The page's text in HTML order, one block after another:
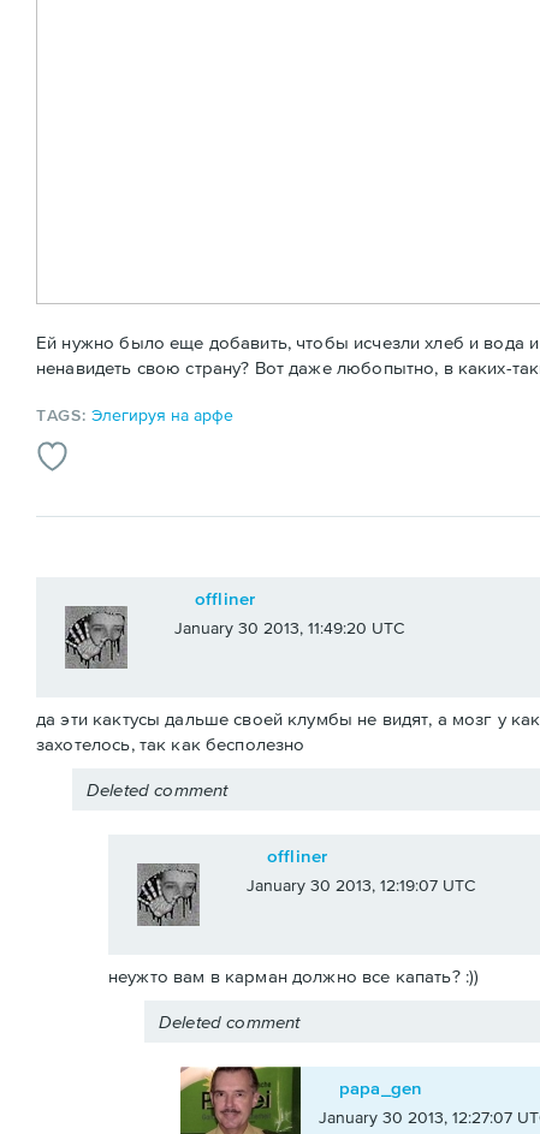
Ей нужно было еще добавить, чтобы исчезли хлеб и
ненавидеть свою страну? Вот даже любопытно, в каких-
TAGS:Элегируя на арфе
offliner
January 30 2013, 11:49:20 UTC
да эти кактусы дальше своей клумбы не видят, а мозг у
захотелось, так как бесполезно
Deleted comment
offliner
January 30 2013, 12:19:07 UTC
неужто вам в карман должно все капать? :))
Deleted comment
papa_gen
January 30 2013, 12:27:07